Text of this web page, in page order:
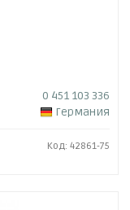
0 451 103 336
Германия
Код: 42861-75